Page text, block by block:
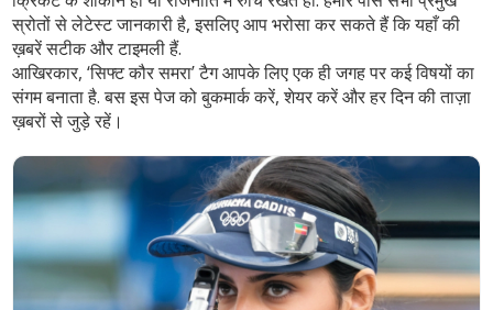
स्रोतों से लेटेस्ट जानकारी है, इसलिए आप भरोसा कर सकते हैं कि यहाँ की
ख़बरें सटीक और टाइमली हैं.
आखिरकार, ‘सिफ्ट कौर समरा’ टैग आपके लिए एक ही जगह पर कई विषयों का
संगम बनाता है. बस इस पेज को बुकमार्क करें, शेयर करें और हर दिन की ताज़ा
ख़बरों से जुड़े रहें।